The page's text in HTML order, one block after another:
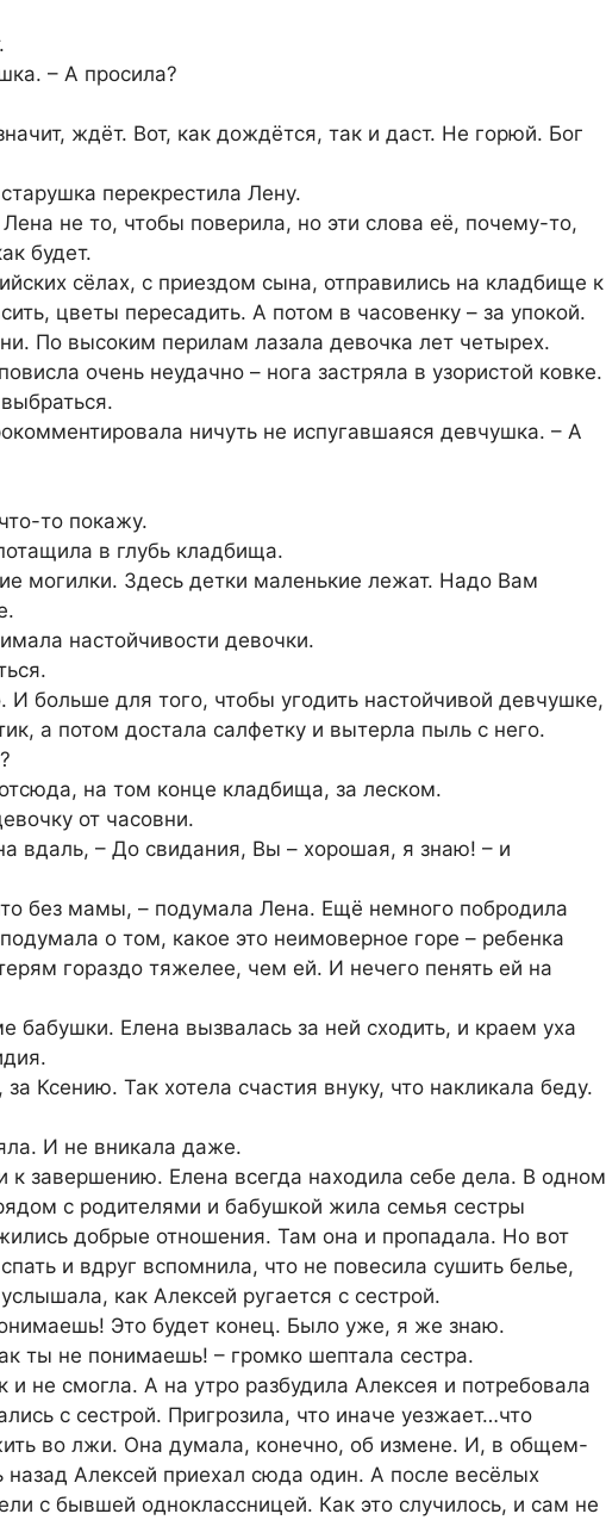
– А просила?
ждёт. Вот, как дождётся, так и даст. Не горюй. Бог
перекрестила Лену.
не то, чтобы поверила, но эти слова её, почему-то,
будет.
сёлах, с приездом сына, отправились на кладбище к
цветы пересадить. А потом в часовенку – за упокой.
По высоким перилам лазала девочка лет четырех.
очень неудачно – нога застряла в узористой ковке.
ничуть не испугавшаяся девчушка. – А
то покажу.
в глубь кладбища.
могилки. Здесь детки маленькие лежат. Надо Вам
настойчивости девочки.
И больше для того, чтобы угодить настойчивой девчушке,
а потом достала салфетку и вытерла пыль с него.
на том конце кладбища, за леском.
от часовни.
вдаль, – До свидания, Вы – хорошая, я знаю! – и
без мамы, – подумала Лена. Ещё немного побродила
о том, какое это неимоверное горе – ребенка
гораздо тяжелее, чем ей. И нечего пенять ей на
бабушки. Елена вызвалась за ней сходить, и краем уха
Ксению. Так хотела счастия внуку, что накликала беду.
И не вникала даже.
к завершению. Елена всегда находила себе дела. В одном
с родителями и бабушкой жила семья сестры
добрые отношения. Там она и пропадала. Но вот
и вдруг вспомнила, что не повесила сушить белье,
как Алексей ругается с сестрой.
Это будет конец. Было уже, я же знаю.
ты не понимаешь! – громко шептала сестра.
и не смогла. А на утро разбудила Алексея и потребовала
с сестрой. Пригрозила, что иначе уезжает…что
во лжи. Она думала, конечно, об измене. И, в общем-
Алексей приехал сюда один. А после весёлых
с бывшей одноклассницей. Как это случилось, и сам не